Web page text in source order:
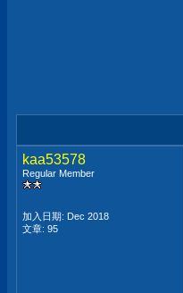
kaa53578
Regular Member
加入日期: Dec 2018
文章: 95